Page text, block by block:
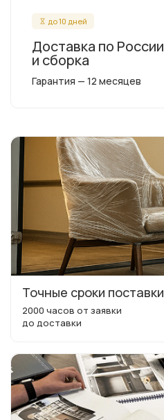
до 10 дней
Доставка по России
и сборка
Гарантия — 12 месяцев
Точные сроки поставки
2000 часов от заявки
до доставки